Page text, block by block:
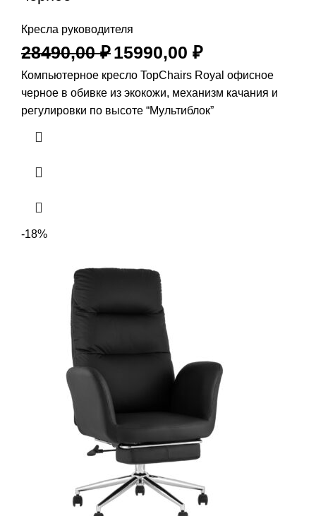
Кресла руководителя
28490,00₽15990,00 ₽
Компьютерное кресло TopChairs Royal офисное
черное в обивке из экокожи, механизм качания и
регулировки по высоте “Мультиблок”
-18%